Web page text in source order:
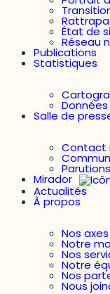
État de
Réseau
Publications
Statistiques
Salle de
Contact
Mirador
Actualités
À propos
Nos
Notre
Nos
Notre
Nos
Nous